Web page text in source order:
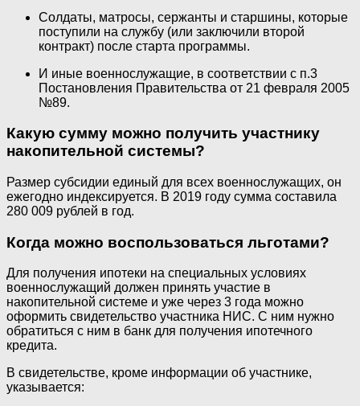
Солдаты, матросы, сержанты и старшины, которые
поступили на службу (или заключили второй
контракт) после старта программы.
И иные военнослужащие, в соответствии с п.3
Постановления Правительства от 21 февраля 2005
№89.
Какую сумму можно получить участнику
накопительной системы?
Размер субсидии единый для всех военнослужащих, он
ежегодно индексируется. В 2019 году сумма составила
280 009 рублей в год.
Когда можно воспользоваться льготами?
Для получения ипотеки на специальных условиях
военнослужащий должен принять участие в
накопительной системе и уже через 3 года можно
оформить свидетельство участника НИС. С ним нужно
обратиться с ним в банк для получения ипотечного
кредита.
В свидетельстве, кроме информации об участнике,
указывается: